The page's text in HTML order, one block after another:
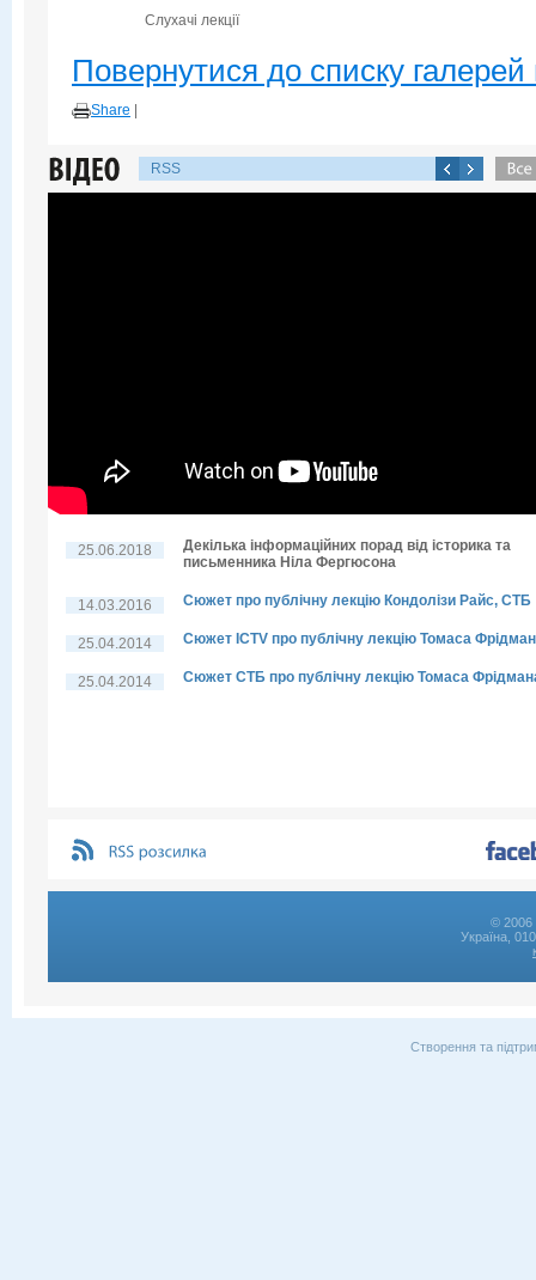
Слухачі лекції
Повернутися до списку галерей
Share
RSS
25.06.2018
Декілька інформаційних порад від історика та
письменника Ніла Фергюсона
14.03.2016 Сюжет про публічну лекцію Кондолізи Райс, СТБ
25.04.2014 Сюжет ICTV про публічну лекцію Томаса
25.04.2014 Сюжет СТБ про публічну лекцію Томаса
© 2006
Україна,
Створення та